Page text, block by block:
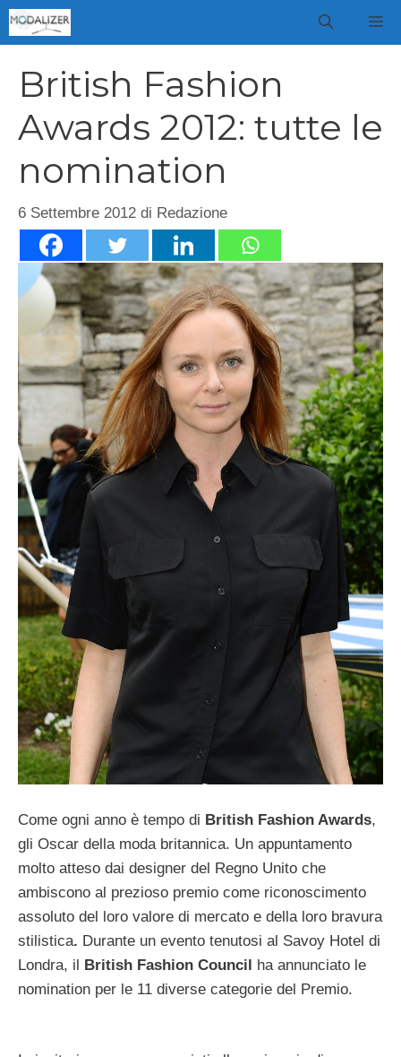
Vai
al
British Fashion
Awards 2012: tutte le
nomination
6 Settembre 2012 di Redazione
Come ogni anno è tempo di British Fashion Awards,
gli Oscar della moda britannica. Un appuntamento
molto atteso dai designer del Regno Unito che
ambiscono al prezioso premio come riconoscimento
assoluto del loro valore di mercato e della loro bravura
stilistica. Durante un evento tenutosi al Savoy Hotel di
Londra, il British Fashion Council ha annunciato le
nomination per le 11 diverse categorie del Premio.